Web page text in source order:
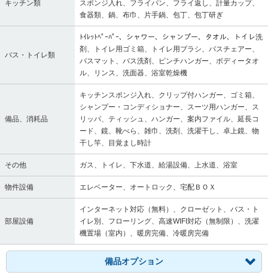
キッチン類
スポンジ入れ、フライパン、フライ返し、計量カップ、
食器類、鍋、布巾、片手鍋、包丁、包丁研ぎ
バス・トイレ類
ﾄｲﾚｯﾄﾍﾟｰﾊﾟｰ、シャワー、シャンプー、タオル、トイレ洗
剤、トイレ用ゴミ箱、トイレ用ブラシ、バスチェアー、
バスマット、バス洗剤、ピンチハンガー、ボディータオ
ル、リンス、洗面器、浴室乾燥機
備品、消耗品
キッチンスポンジ入れ、クリップ付ハンガー、ゴミ箱、
シャンプー・コンディショナー、スーツ用ハンガー、ス
リッパ、ティッシュ、ハンガー、案内ファイル、延長コ
ード、鏡、靴べら、雑巾、洗剤、洗濯干し、卓上鏡、物
干し竿、目覚まし時計
その他 ガス、トイレ、下水道、給湯設備、上水道、浴室
物件設備 エレベーター、オートロック、宅配ＢＯＸ
部屋設備
インターネット対応（無料）、クローゼット、バス・ト
イレ別、フローリング、高速WIFI対応（無制限）、洗濯
機置場（室内）、暖房完備、冷暖房完備
備品オプション